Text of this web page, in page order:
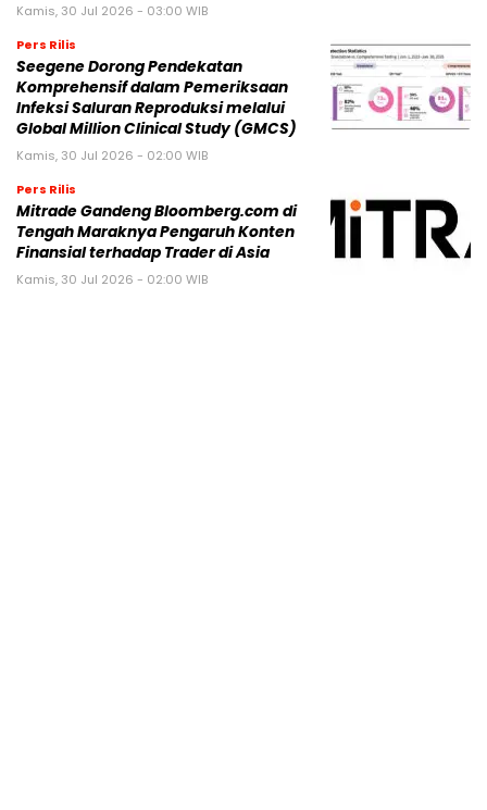
Kamis, 30 Jul 2026 - 03:00 WIB
Pers Rilis
Seegene Dorong Pendekatan
Komprehensif dalam Pemeriksaan
Infeksi Saluran Reproduksi melalui
Global Million Clinical Study (GMCS)
Kamis, 30 Jul 2026 - 02:00 WIB
Pers Rilis
Mitrade Gandeng Bloomberg.com di
Tengah Maraknya Pengaruh Konten
Finansial terhadap Trader di Asia
Kamis, 30 Jul 2026 - 02:00 WIB